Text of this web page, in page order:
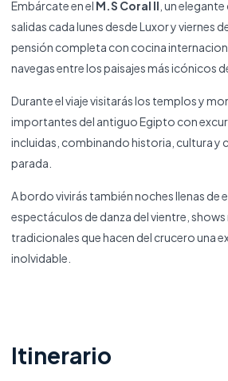
Embárcate en el M.S Coral II , un
salidas cada lunes desde Luxor y viernes
pensión completa con cocina
navegas entre los paisajes más icónicos
Durante el viaje visitarás los templos y
importantes del antiguo Egipto con
incluidas, combinando historia, cultura y
parada.
A bordo vivirás también noches llenas
espectáculos de danza del vientre,
tradicionales que hacen del crucero una
inolvidable.
Itinerario